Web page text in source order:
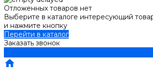
Отложенных товаров нет
Выберите в каталоге интересующий
и нажмите кнопку
Перейти в каталог
Заказать звонок